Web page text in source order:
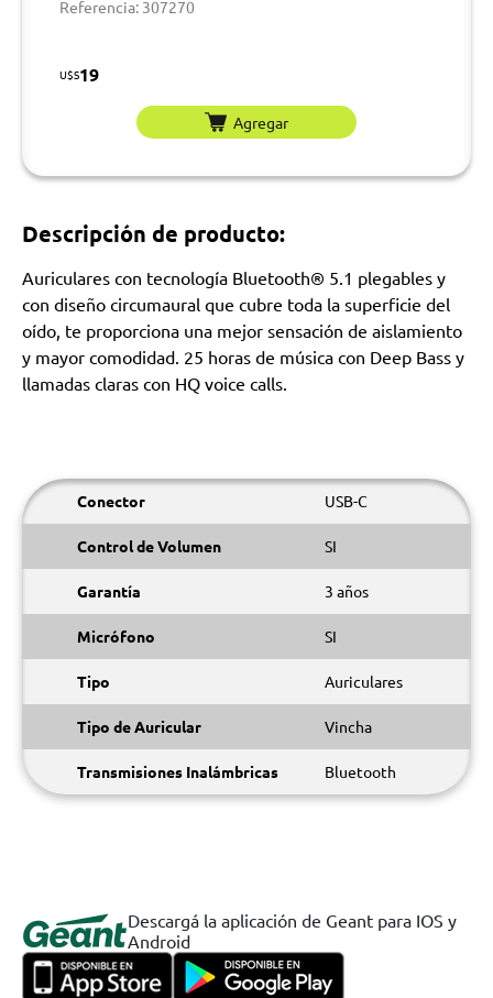
Referencia: 307270
U$S19
Agregar
Descripción de producto:
Auriculares con tecnología Bluetooth® 5.1 plegables y
con diseño circumaural que cubre toda la superficie del
oído, te proporciona una mejor sensación de aislamiento
y mayor comodidad. 25 horas de música con Deep Bass y
llamadas claras con HQ voice calls.
Conector USB-C
Control de Volumen SI
Garantía 3 años
Micrófono SI
Tipo Auriculares
Tipo de Auricular Vincha
Transmisiones Inalámbricas Bluetooth
Descargá la aplicación de Geant para IOS y
Android